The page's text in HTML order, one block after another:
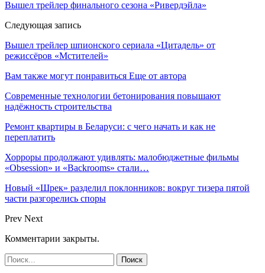
Вышел трейлер финального сезона «Ривердэйла»
Следующая запись
Вышел трейлер шпионского сериала «Цитадель» от
режиссёров «Мстителей»
Вам также могут понравиться Еще от автора
Современные технологии бетонирования повышают
надёжность строительства
Ремонт квартиры в Беларуси: с чего начать и как не
переплатить
Хорроры продолжают удивлять: малобюджетные фильмы
«Obsession» и «Backrooms» стали…
Новый «Шрек» разделил поклонников: вокруг тизера пятой
части разгорелись споры
Prev Next
Комментарии закрыты.